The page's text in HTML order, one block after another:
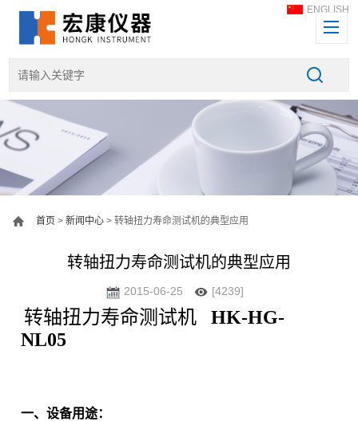
ENGLISH
首页 >新闻中心 > 转轴扭力寿命测试机的典型应用
转轴扭力寿命测试机的典型应用
2015-06-25 [4239]
转轴扭力寿命测试机
HK-HG-
NL05
一、设备用途：